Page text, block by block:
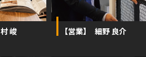
峻 【営業】 細野 良介